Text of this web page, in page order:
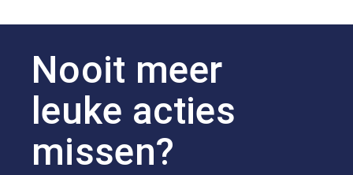
Nooit meer
leuke acties
missen?